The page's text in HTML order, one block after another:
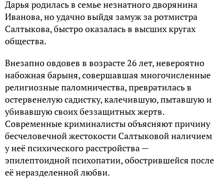
Дарья родилась в семье незнатного дворянина
Иванова, но удачно выйдя замуж за ротмистра
Салтыкова, быстро оказалась в высших кругах
общества.
Внезапно овдовев в возрасте 26 лет, невероятно
набожная барыня, совершавшая многочисленные
религиозные паломничества, превратилась в
остервенелую садистку, калечившую, пытавшую и
убивавшую своих беззащитных жертв.
Современные криминалисты объясняют причину
бесчеловечной жестокости Салтыковой наличием
у неё психического расстройства —
эпилептоидной психопатии, обострившейся после
её неразделенной любви.